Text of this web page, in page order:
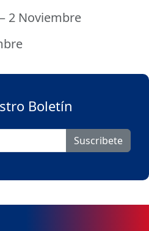
2 Noviembre
Boletín
Suscribete